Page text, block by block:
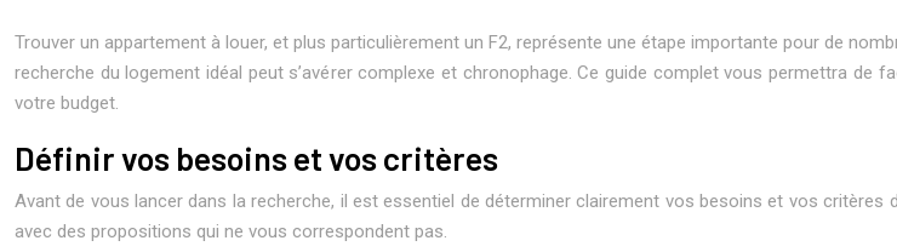
Trouver un appartement à louer, et plus particulièrement un F2, représente une étape importante pour de
recherche du logement idéal peut s’avérer complexe et chronophage. Ce guide complet vous permettra
votre budget.
Définir vos besoins et vos critères
Avant de vous lancer dans la recherche, il est essentiel de déterminer clairement vos besoins et vos
avec des propositions qui ne vous correspondent pas.